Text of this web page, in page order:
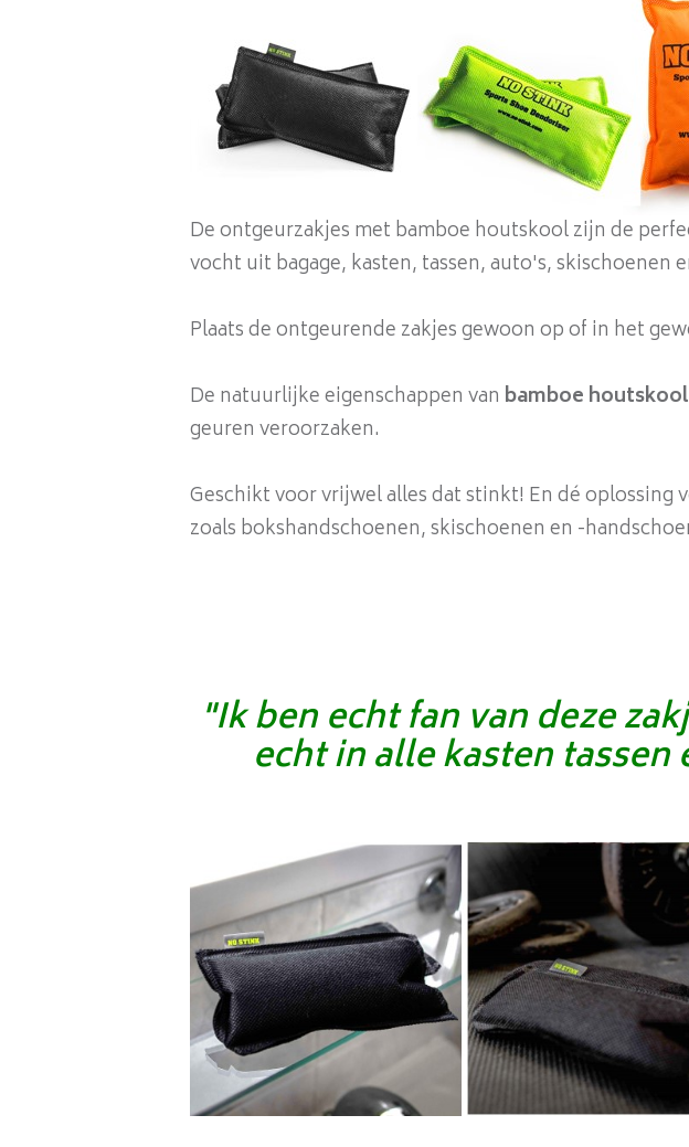
De ontgeurzakjes met bamboe houtskool zijn de
vocht uit bagage, kasten, tassen, auto's,
Plaats de ontgeurende zakjes gewoon op of in het
De natuurlijke eigenschappen van bamboe houtskool
geuren veroorzaken.
Geschikt voor vrijwel alles dat stinkt! En dé
zoals bokshandschoenen, skischoenen en -
"Ik ben echt fan van deze
echt in alle kasten tassen